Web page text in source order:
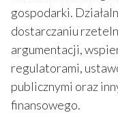
gospodarki.
dostarczaniu
argumentacji,
regulatorami,
publicznymi oraz
finansowego.